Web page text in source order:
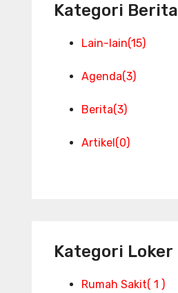
Kategori Berita
Lain-lain(15)
Agenda(3)
Berita(3)
Artikel(0)
Kategori Loker
Rumah Sakit( 1 )